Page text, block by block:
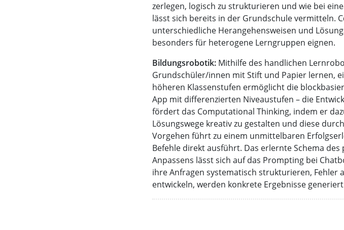
zerlegen, logisch zu strukturieren und wie bei
lässt sich bereits in der Grundschule vermitteln.
unterschiedliche Herangehensweisen und
besonders für heterogene Lerngruppen eignen.
Bildungsrobotik: Mithilfe des handlichen
Grundschüler/innen mit Stift und Papier lernen,
höheren Klassenstufen ermöglicht die
App mit differenzierten Niveaustufen – die
fördert das Computational Thinking, indem er
Lösungswege kreativ zu gestalten und diese
Vorgehen führt zu einem unmittelbaren
Befehle direkt ausführt. Das erlernte Schema
Anpassens lässt sich auf das Prompting bei
ihre Anfragen systematisch strukturieren, Fehler
entwickeln, werden konkrete Ergebnisse